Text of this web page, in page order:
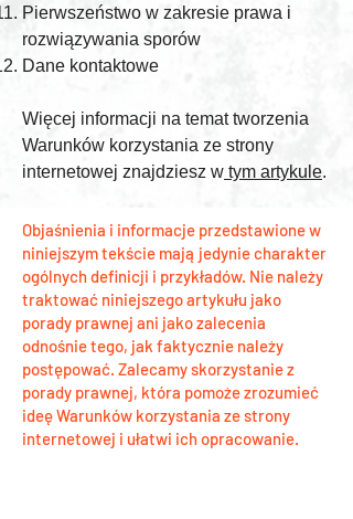
Pierwszeństwo w zakresie prawa i
rozwiązywania sporów
Dane kontaktowe
Więcej informacji na temat tworzenia
Warunków korzystania ze strony
internetowej znajdziesz w tym artykule.
Objaśnienia i informacje przedstawione w
niniejszym tekście mają jedynie charakter
ogólnych definicji i przykładów. Nie należy
traktować niniejszego artykułu jako
porady prawnej ani jako zalecenia
odnośnie tego, jak faktycznie należy
postępować. Zalecamy skorzystanie z
porady prawnej, która pomoże zrozumieć
ideę Warunków korzystania ze strony
internetowej i ułatwi ich opracowanie.